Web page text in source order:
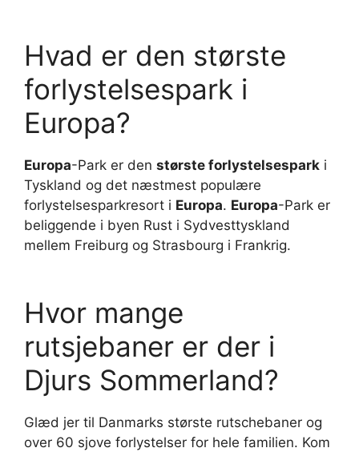
Hvad er den største
forlystelsespark i
Europa?
Europa-Park er den største forlystelsespark i
Tyskland og det næstmest populære
forlystelsesparkresort i Europa. Europa-Park er
beliggende i byen Rust i Sydvesttyskland
mellem Freiburg og Strasbourg i Frankrig.
Hvor mange
rutsjebaner er der i
Djurs Sommerland?
Glæd jer til Danmarks største rutschebaner og
over 60 sjove forlystelser for hele familien. Kom